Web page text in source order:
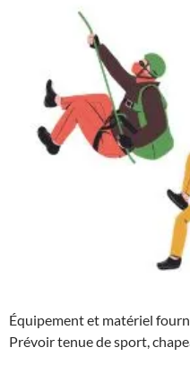
Équipement et matériel
Prévoir tenue de sport,